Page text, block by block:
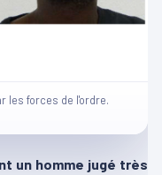
les forces de l'ordre.
un homme jugé très